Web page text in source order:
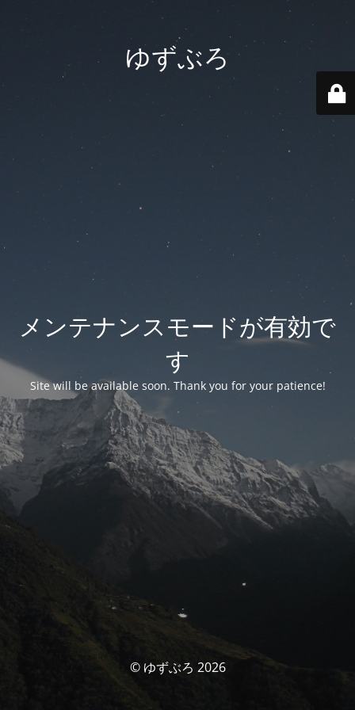
ゆずぶろ
メンテナンスモードが有効で
す
Site will be available soon. Thank you for your patience!
© ゆずぶろ 2026